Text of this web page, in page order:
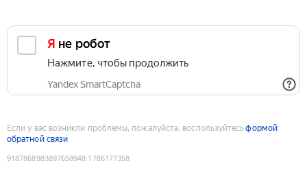
Я не робот
Нажмите, чтобы продолжить
Yandex SmartCaptcha
Если у вас возникли проблемы, пожалуйста, воспользуйтесьформой
обратной связи
9187868983897658948:1786177358